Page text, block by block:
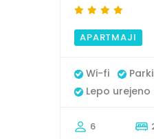
APARTMAJI
Wi-fi
Lepo urejeno
6